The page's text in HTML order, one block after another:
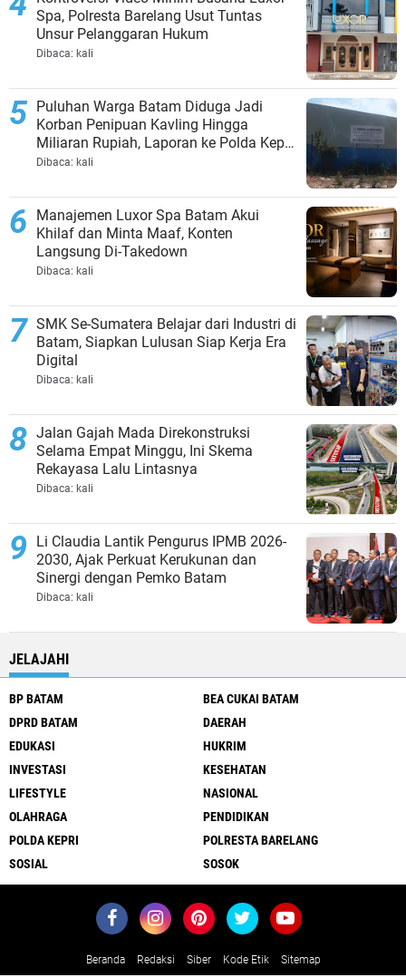
Spa, Polresta Barelang Usut Tuntas
Unsur Pelanggaran Hukum
Dibaca: kali
Puluhan Warga Batam Diduga Jadi
Korban Penipuan Kavling Hingga
Miliaran Rupiah, Laporan ke Polda Kepri
Jalan di Tempat?
Dibaca: kali
Manajemen Luxor Spa Batam Akui
Khilaf dan Minta Maaf, Konten
Langsung Di-Takedown
Dibaca: kali
SMK Se-Sumatera Belajar dari Industri di
Batam, Siapkan Lulusan Siap Kerja Era
Digital
Dibaca: kali
Jalan Gajah Mada Direkonstruksi
Selama Empat Minggu, Ini Skema
Rekayasa Lalu Lintasnya
Dibaca: kali
Li Claudia Lantik Pengurus IPMB 2026-
2030, Ajak Perkuat Kerukunan dan
Sinergi dengan Pemko Batam
Dibaca: kali
JELAJAHI
BP BATAM
BEA CUKAI BATAM
DPRD BATAM
DAERAH
EDUKASI
HUKRIM
INVESTASI
KESEHATAN
LIFESTYLE
NASIONAL
OLAHRAGA
PENDIDIKAN
POLDA KEPRI
POLRESTA BARELANG
SOSIAL
SOSOK
Beranda Redaksi Siber Kode Etik Sitemap